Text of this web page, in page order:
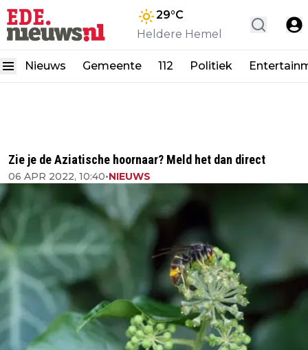
29°C
Heldere Hemel
Nieuws Gemeente 112 Politiek
Zie je de Aziatische hoornaar? Meld het dan direct
06 APR 2022, 10:40•NIEUWS